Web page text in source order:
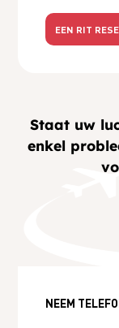
EEN RIT
Staat uw
enkel
NEEM